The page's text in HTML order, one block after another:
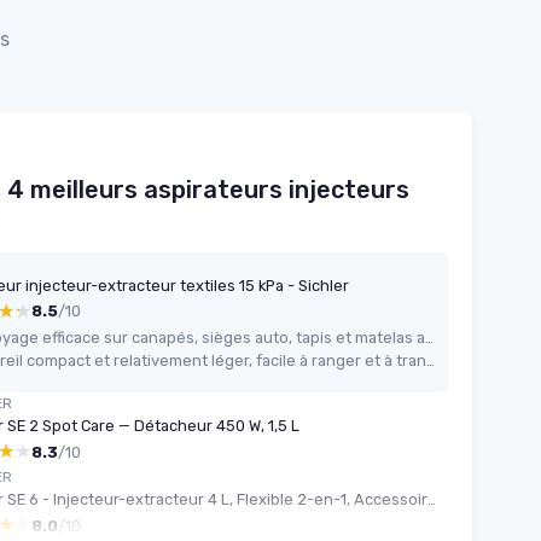
4 meilleurs aspirateurs injecteurs
injecteur-extracteur textiles 15 kPa - Sichler
8.5/10
SE 2 Spot Care — Détacheur 450 W, 1,5 L
8.3/10
Kärcher SE 6 - Injecteur-extracteur 4 L, Flexible 2-en-1, Accessoires inclus
8.0 /10